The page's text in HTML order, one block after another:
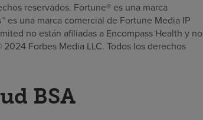
reservados. Fortune® es una marca
es una marca comercial de Fortune Media IP
no están afiliadas a Encompass Health y no
Forbes Media LLC. Todos los derechos
BSA